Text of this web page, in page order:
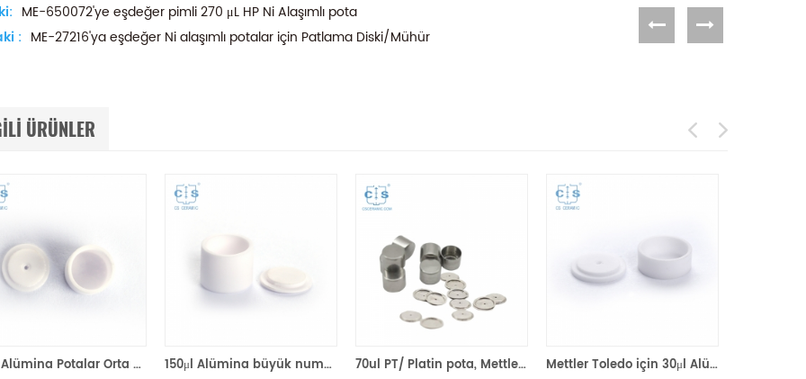
ME-650072'ye eşdeğer pimli 270 μL HP Ni Alaşımlı pota
: ME-27216'ya eşdeğer Ni alaşımlı potalar için Patlama Diski/Mühür
ÜRÜNLER
70μl Alümina Potalar Orta Kapaklı ME-00024123 Mettler Toledo TGA/Örnek Robot için 150μl Alümina büyük numune tava potaları, Mettler Toledo için kapaklı ME-00024124 70ul PT/ Platin pota, Mettler toledo için kapaklı ME-51119654 (Numune tavaları) Mettler Toledo için 30μl Alümina potaları küçük kapaklı ME-51140843 (Numune tavaları)